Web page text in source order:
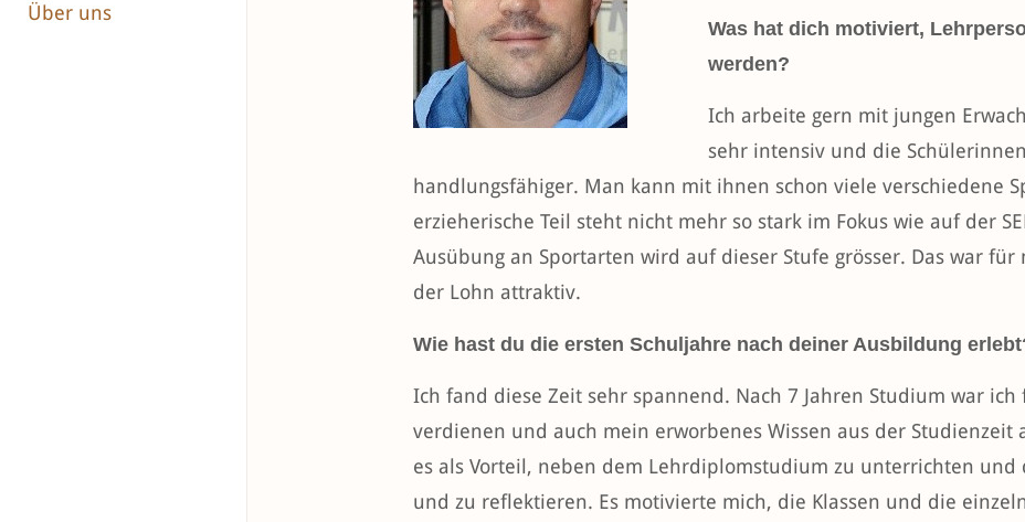
Über uns
Was hat dich motiviert,
werden?
Ich arbeite gern mit jungen
sehr intensiv und die
handlungsfähiger. Man kann mit ihnen schon viele verschiedene
erzieherische Teil steht nicht mehr so stark im Fokus wie auf der
Ausübung an Sportarten wird auf dieser Stufe grösser. Das war
der Lohn attraktiv.
Wie hast du die ersten Schuljahre nach deiner Ausbildung
Ich fand diese Zeit sehr spannend. Nach 7 Jahren Studium war
verdienen und auch mein erworbenes Wissen aus der Studienzeit
es als Vorteil, neben dem Lehrdiplomstudium zu unterrichten und
und zu reflektieren. Es motivierte mich, die Klassen und die